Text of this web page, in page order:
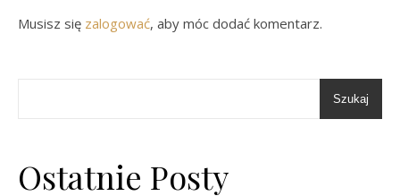
Musisz się zalogować, aby móc dodać komentarz.
Szukaj
Ostatnie Posty